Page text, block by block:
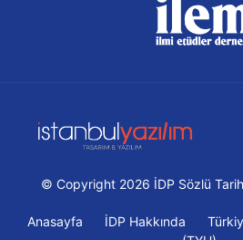
© Copyright 2026 İDP Sözlü Tarih.
Anasayfa İDP Hakkında